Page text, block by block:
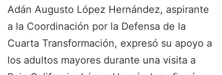
Adán Augusto López Hernández, aspirante
a la Coordinación por la Defensa de la
Cuarta Transformación, expresó su apoyo a
los adultos mayores durante una visita a